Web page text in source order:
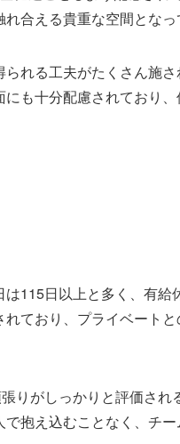
合える貴重な空間となっ
れる工夫がたくさん施
も十分配慮されており
115日以上と多く、有給
ており、プライベート
りがしっかりと評価され
抱え込むことなく、チ